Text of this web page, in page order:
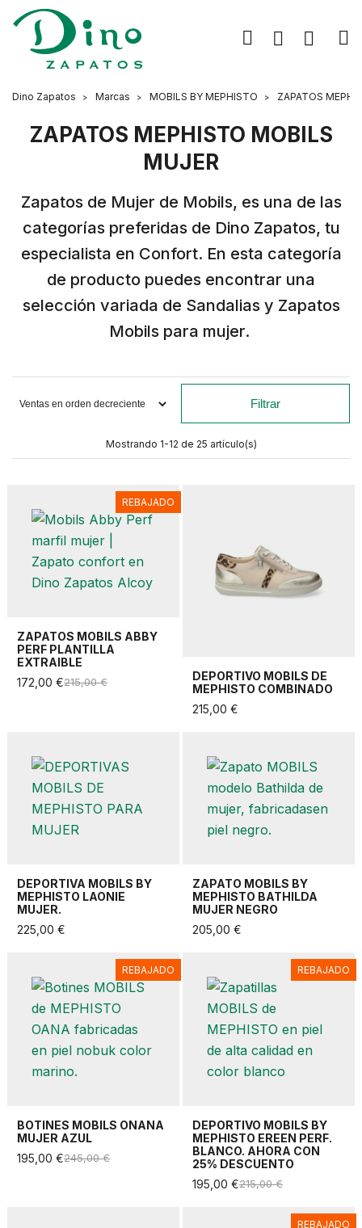
Dino Zapatos Marcas MOBILS BY MEPHISTO ZAPATOS
ZAPATOS MEPHISTO MOBILS
MUJER
Zapatos de Mujer de Mobils, es una de las
categorías preferidas de Dino Zapatos, tu
especialista en Confort. En esta categoría
de producto puedes encontrar una
selección variada de Sandalias y Zapatos
Mobils para mujer.
Filtrar
Mostrando 1-12 de 25 artículo(s)
ZAPATOS MOBILS ABBY
PERF PLANTILLA
EXTRAIBLE
172,00 €215,00 €
REBAJADO
DEPORTIVO MOBILS DE
MEPHISTO COMBINADO
215,00 €
DEPORTIVA MOBILS BY
MEPHISTO LAONIE
MUJER.
225,00 €
ZAPATO MOBILS BY
MEPHISTO BATHILDA
MUJER NEGRO
205,00 €
BOTINES MOBILS ONANA
MUJER AZUL
195,00 €245,00 €
REBAJADO
DEPORTIVO MOBILS BY
MEPHISTO EREEN PERF.
BLANCO. AHORA CON
25% DESCUENTO
195,00 €215,00 €
REBAJADO
REBAJADO